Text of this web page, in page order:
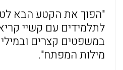
"הפוך את הקטע הבא
לתלמידים עם קשיי
במשפטים קצרים
מילות המפתח".